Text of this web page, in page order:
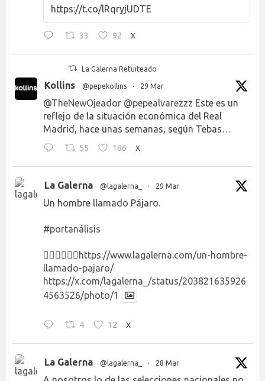
https://t.co/lRqryjUDTE
33 92 X
La Galerna Retuiteado
Kollins @pepekollins · 29 Mar
@TheNewOjeador @pepealvarezzz Este es un
reflejo de la situación económica del Real
Madrid, hace unas semanas, según Tebas…
55 186 X
La Galerna @lagalerna_ · 29 Mar
Un hombre llamado Pájaro.
#portanálisis
👉🏻👉🏻👉🏻 https://www.lagalerna.com/un-hombre-
llamado-pajaro/
https://x.com/lagalerna_/status/203821635926
4563526/photo/1
4 12 X
La Galerna @lagalerna_ · 28 Mar